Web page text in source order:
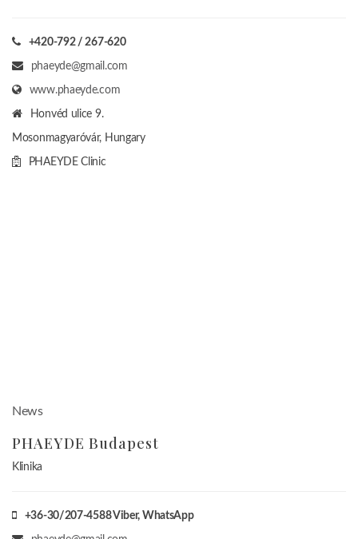
+420-792 / 267-620
phaeyde@gmail.com
www.phaeyde.com
Honvéd ulice 9.
Mosonmagyaróvár, Hungary
PHAEYDE Clinic
News
PHAEYDE Budapest
Klinika
+36-30/207-4588Viber, WhatsApp